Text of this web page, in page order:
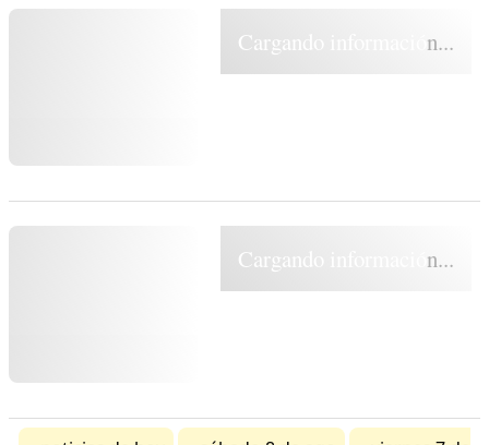
Cargando información...
Cargando información...